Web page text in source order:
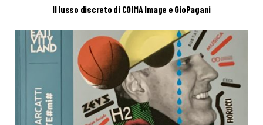
Il lusso discreto di COIMA Image e GioPagani